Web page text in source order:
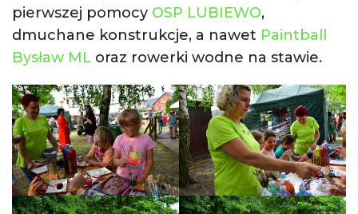
pierwszej pomocy OSP LUBIEWO,
dmuchane konstrukcje, a nawet Paintball
Bysław ML oraz rowerki wodne na stawie.